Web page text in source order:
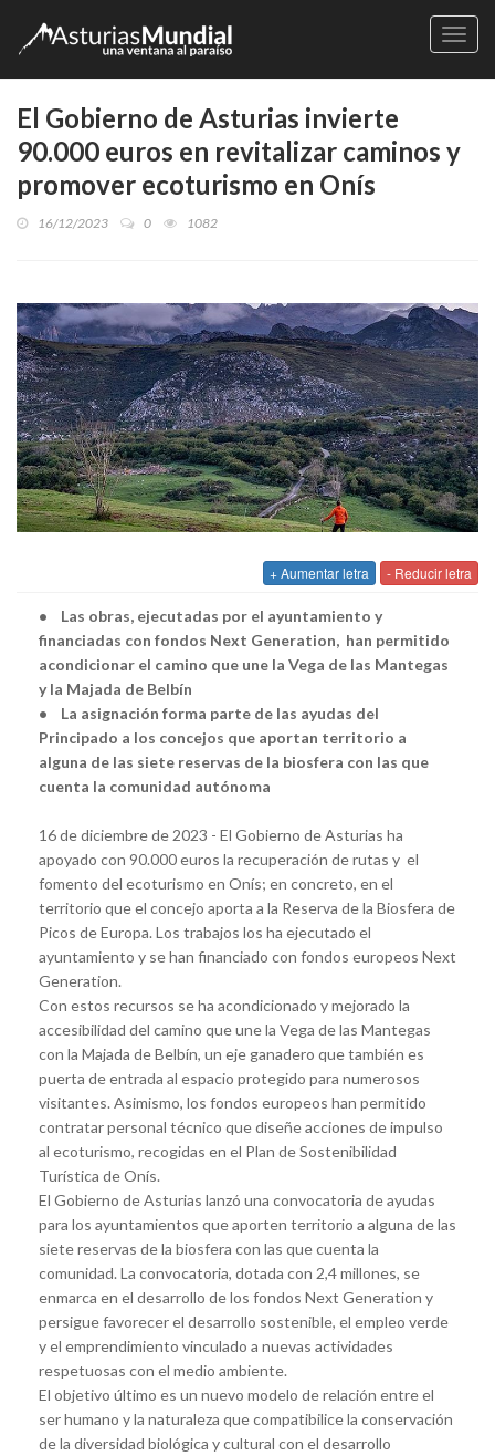
El Gobierno de Asturias invierte
90.000 euros en revitalizar caminos y
promover ecoturismo en Onís
16/12/2023 0 1082
+ Aumentar letra - Reducir letra
• Las obras, ejecutadas por el ayuntamiento y
financiadas con fondos Next Generation, han permitido
acondicionar el camino que une la Vega de las Mantegas
y la Majada de Belbín
• La asignación forma parte de las ayudas del
Principado a los concejos que aportan territorio a
alguna de las siete reservas de la biosfera con las que
cuenta la comunidad autónoma
16 de diciembre de 2023 - El Gobierno de Asturias ha
apoyado con 90.000 euros la recuperación de rutas y el
fomento del ecoturismo en Onís; en concreto, en el
territorio que el concejo aporta a la Reserva de la Biosfera de
Picos de Europa. Los trabajos los ha ejecutado el
ayuntamiento y se han financiado con fondos europeos Next
Generation.
Con estos recursos se ha acondicionado y mejorado la
accesibilidad del camino que une la Vega de las Mantegas
con la Majada de Belbín, un eje ganadero que también es
puerta de entrada al espacio protegido para numerosos
visitantes. Asimismo, los fondos europeos han permitido
contratar personal técnico que diseñe acciones de impulso
al ecoturismo, recogidas en el Plan de Sostenibilidad
Turística de Onís.
El Gobierno de Asturias lanzó una convocatoria de ayudas
para los ayuntamientos que aporten territorio a alguna de las
siete reservas de la biosfera con las que cuenta la
comunidad. La convocatoria, dotada con 2,4 millones, se
enmarca en el desarrollo de los fondos Next Generation y
persigue favorecer el desarrollo sostenible, el empleo verde
y el emprendimiento vinculado a nuevas actividades
respetuosas con el medio ambiente.
El objetivo último es un nuevo modelo de relación entre el
ser humano y la naturaleza que compatibilice la conservación
de la diversidad biológica y cultural con el desarrollo